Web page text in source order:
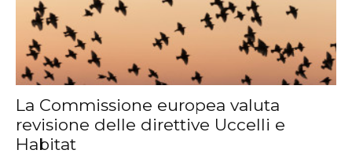
La Commissione europea valuta
revisione delle direttive Uccelli e
Habitat